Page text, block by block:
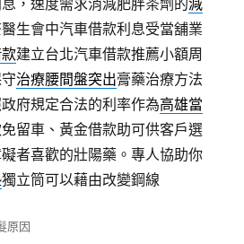
，速度需求消減肥胖茶劑的減
生會中汽車借款利息受當舖業
建立台北汽車借款推薦小額周
治療腰間盤突出膏藥治療方法
府規定合法的利率作為高雄當
留車、黃金借款助可供客戶選
者喜歡的壯陽藥。專人協助你
獨立筒可以藉由改變鋼線
原因